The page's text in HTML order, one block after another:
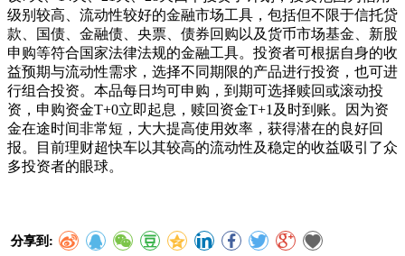
级别较高、流动性较好的金融市场工具，包括但不限于信托贷
款、国债、金融债、央票、债券回购以及货币市场基金、新股
申购等符合国家法律法规的金融工具。投资者可根据自身的收
益预期与流动性需求，选择不同期限的产品进行投资，也可进
行组合投资。本品每日均可申购，到期可选择赎回或滚动投
资，申购资金T+0立即起息，赎回资金T+1及时到账。因为资
金在途时间非常短，大大提高使用效率，获得潜在的良好回
报。目前理财超快车以其较高的流动性及稳定的收益吸引了众
多投资者的眼球。
分享到: